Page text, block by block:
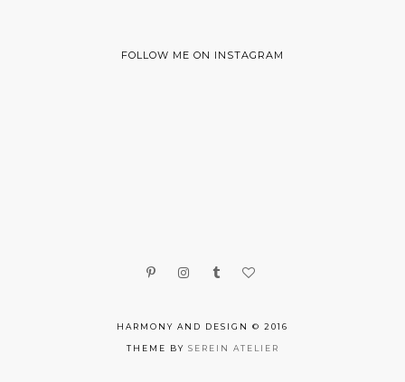
FOLLOW ME ON INSTAGRAM
HARMONY AND DESIGN © 2016
THEME BY SEREIN ATELIER